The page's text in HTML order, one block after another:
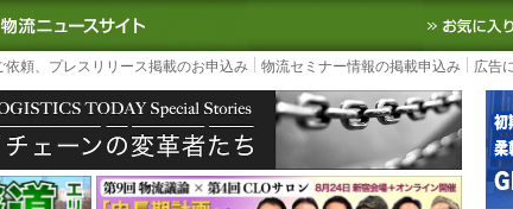
TODAY｜国内最大の物流ニュースサイト3PL, SCMなど国内外の最新
依頼、プレスリリース掲載のお申込み 物流セミナー情報の掲載申込み 広告